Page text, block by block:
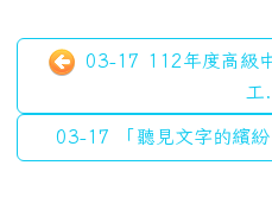
03-17 112年度高級
工
03-17 「聽見文字的繽紛